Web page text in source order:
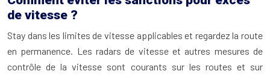
de vitesse ?
Stay dans les limites de vitesse applicables et regardez la route
en permanence. Les radars de vitesse et autres mesures de
contrôle de la vitesse sont courants sur les routes et sur